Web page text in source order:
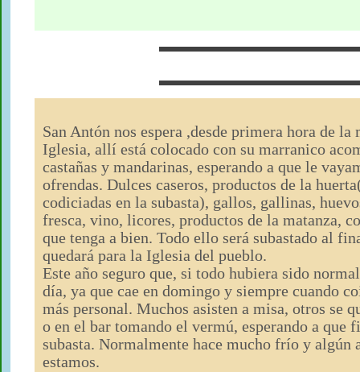
San Antón nos espera ,desde primera hora de
Iglesia, allí está colocado con su marranico
castañas y mandarinas, esperando a que le
ofrendas. Dulces caseros, productos de la
codiciadas en la subasta), gallos, gallinas,
fresca, vino, licores, productos de la matanza,
que tenga a bien. Todo ello será subastado al
quedará para la Iglesia del pueblo.
Este año seguro que, si todo hubiera sido
día, ya que cae en domingo y siempre cuando
más personal. Muchos asisten a misa, otros se
o en el bar tomando el vermú, esperando a que
subasta. Normalmente hace mucho frío y
estamos.